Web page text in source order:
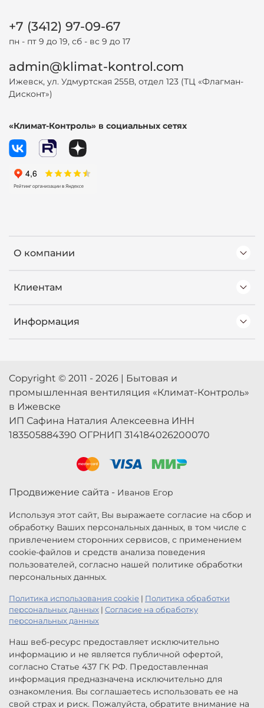
О компании
Клиентам
Информация
+7 (3412) 97-09-67
пн - пт 9 до 19, сб - вс 9 до 17
admin@klimat-kontrol.com
Ижевск, ул. Удмуртская 255В, отдел 123 (ТЦ «Флагман-
Дисконт»)
«Климат-Контроль» в социальных сетях
Copyright © 2011 - 2026 | Бытовая и
промышленная вентиляция «Климат-Контроль»
в Ижевске
ИП Сафина Наталия Алексеевна ИНН
183505884390 ОГРНИП 314184026200070
Продвижение сайта - Иванов Егор
Используя этот сайт, Вы выражаете согласие на сбор и
обработку Ваших персональных данных, в том числе с
привлечением сторонних сервисов, с применением
cookie-файлов и средств анализа поведения
пользователей, согласно нашей политике обработки
персональных данных.
Политика использования cookie | Политика обработки
персональных данных | Согласие на обработку
персональных данных
Наш веб-ресурс предоставляет исключительно
информацию и не является публичной офертой,
согласно Статье 437 ГК РФ. Предоставленная
информация предназначена исключительно для
ознакомления. Вы соглашаетесь использовать ее на
свой страх и риск. Пожалуйста, обратите внимание на